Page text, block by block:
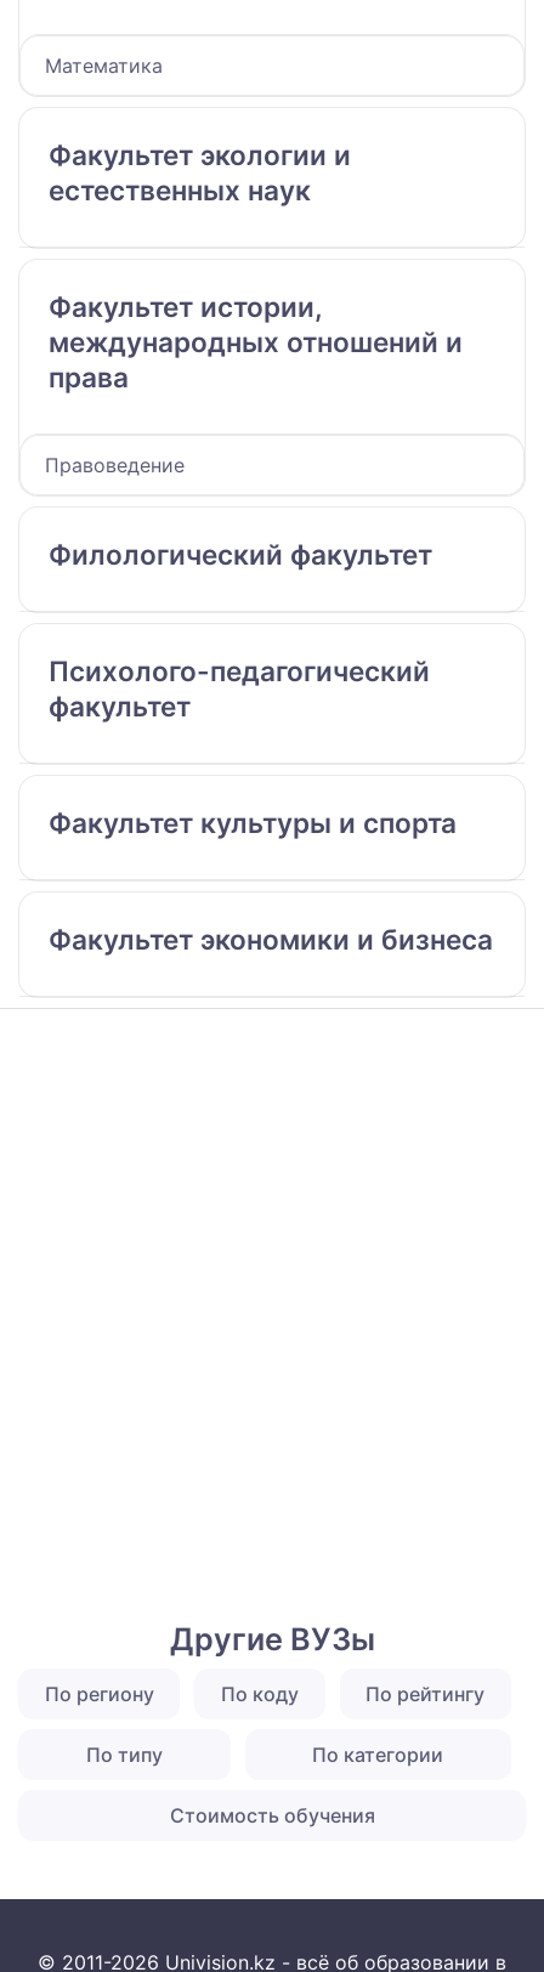
Математика
Факультет экологии и
естественных наук
Факультет истории,
международных отношений и
права
Правоведение
Филологический факультет
Психолого-педагогический
факультет
Факультет культуры и спорта
Факультет экономики и бизнеса
Другие ВУЗы
По региону По коду По рейтингу
По типу По категории
Стоимость обучения
© 2011-2026 Univision.kz - всё об образовании в